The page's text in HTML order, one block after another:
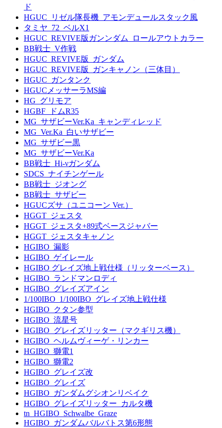
ド
HGUC_リゼル隊長機_アモンデュールスタック風
タミヤ_72_ベルX1
HGUC_REVIVE版ガンンダム_ロールアウトカラー
BB戦士_V作戦
HGUC_REVIVE版_ガンダム
HGUC_REVIVE版_ガンキャノン（三体目）
HGUC_ガンタンク
HGUCメッサーラMS編
HG_グリモア
HGBF_ドムR35
MG_サザビーVer.Ka_キャンディレッド
MG_Ver.Ka_白いサザビー
MG_サザビー黒
MG_サザビーVer.Ka
BB戦士_Hi-νガンダム
SDCS_ナイチンゲール
BB戦士_ジオング
BB戦士_サザビー
HGUCズサ（ユニコーン Ver.）
HGGT_ジェスタ
HGGT_ジェスタ+89式ベースジャバー
HGGT_ジェスタキャノン
HGIBO_漏影
HGIBO_ゲイレール
HGIBO グレイズ地上戦仕様（リッターベース）
HGIBO_ランドマンロディ
HGIBO_グレイズアイン
1/100IBO_1/100IBO_グレイズ地上戦仕様
HGIBO_クタン参型
HGIBO_流星号
HGIBO_グレイズリッター（マクギリス機）
HGIBO_ヘルムヴィーゲ・リンカー
HGIBO_獅電1
HGIBO_獅電2
HGIBO_グレイズ改
HGIBO_グレイズ
HGIBO_ガンダムグシオンリベイク
HGIBO_グレイズリッター_カルタ機
tn_HGIBO_Schwalbe_Graze
HGIBO_ガンダムバルバトス第6形態